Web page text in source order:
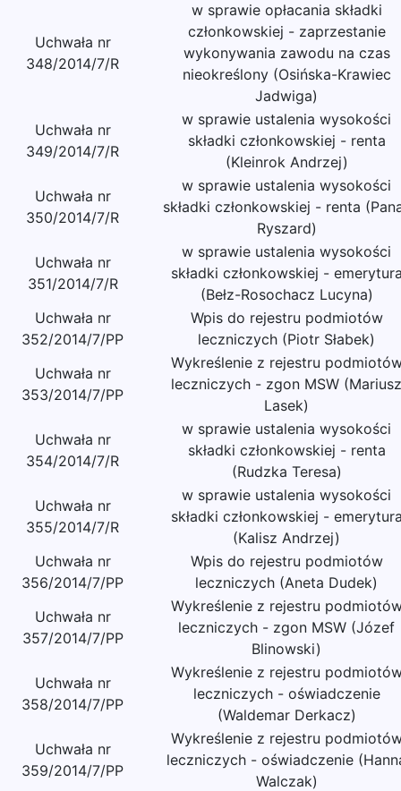
Uchwała nr
348/2014/7/R
w sprawie opłacania składki
członkowskiej - zaprzestanie
wykonywania zawodu na czas
nieokreślony (Osińska-Krawiec
Jadwiga)
Uchwała nr
349/2014/7/R
w sprawie ustalenia wysokości
składki członkowskiej - renta
(Kleinrok Andrzej)
Uchwała nr
350/2014/7/R
w sprawie ustalenia wysokości
składki członkowskiej - renta
Ryszard)
Uchwała nr
351/2014/7/R
w sprawie ustalenia wysokości
składki członkowskiej -
(Bełz-Rosochacz Lucyna)
Uchwała nr
352/2014/7/PP
Wpis do rejestru podmiotów
leczniczych (Piotr Słabek)
Uchwała nr
353/2014/7/PP
Wykreślenie z rejestru
leczniczych - zgon MSW (Mariusz
Lasek)
Uchwała nr
354/2014/7/R
w sprawie ustalenia wysokości
składki członkowskiej - renta
(Rudzka Teresa)
Uchwała nr
355/2014/7/R
w sprawie ustalenia wysokości
składki członkowskiej -
(Kalisz Andrzej)
Uchwała nr
356/2014/7/PP
Wpis do rejestru podmiotów
leczniczych (Aneta Dudek)
Uchwała nr
357/2014/7/PP
Wykreślenie z rejestru
leczniczych - zgon MSW (Józef
Blinowski)
Uchwała nr
358/2014/7/PP
Wykreślenie z rejestru
leczniczych - oświadczenie
(Waldemar Derkacz)
Uchwała nr
359/2014/7/PP
Wykreślenie z rejestru
leczniczych - oświadczenie
Walczak)